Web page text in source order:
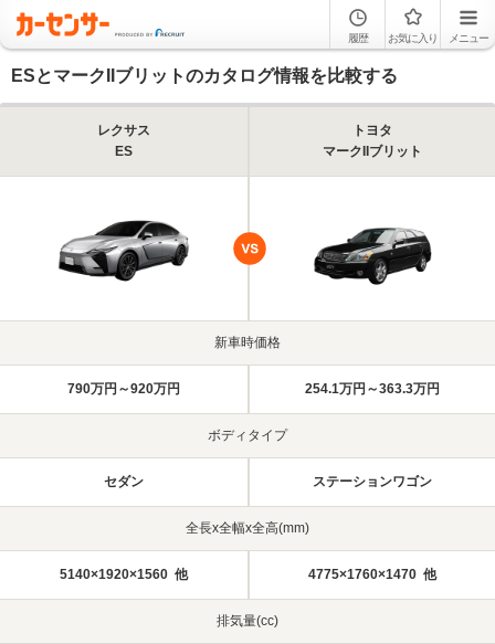
履歴 お気に入り メニュー
ESとマークIIブリットのカタログ情報を比較する
レクサス
ES
トヨタ
マークIIブリット
新車時価格
790万円～920万円 254.1万円～363.3万円
ボディタイプ
セダン ステーションワゴン
全長x全幅x全高(mm)
5140×1920×1560 他 4775×1760×1470 他
排気量(cc)